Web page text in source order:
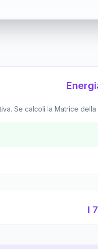
Se calcoli la Matrice
I